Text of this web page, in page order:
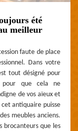
été
meilleur
faute de place
Dans votre
tout désigné pour
pour que cela ne
de vos aïeux et
antiquaire puisse
meubles anciens.
brocanteurs que les